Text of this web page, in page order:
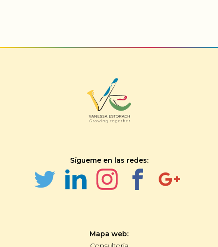
Sígueme en las redes:
Mapa web: